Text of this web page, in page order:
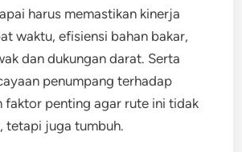
harus memastikan kinerja
waktu, efisiensi bahan bakar,
dan dukungan darat. Serta
penumpang terhadap
faktor penting agar rute ini tidak
tetapi juga tumbuh.